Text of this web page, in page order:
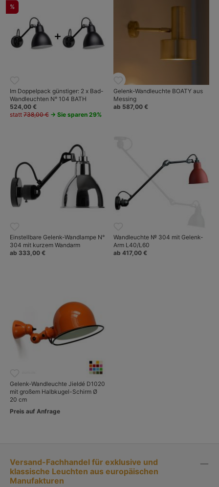
%
Im Doppelpack günstiger: 2 x Bad-
Wandleuchten N° 104 BATH
524,00 €
statt 738,00 € → Sie sparen 29%
Gelenk-Wandleuchte BOATY aus
Messing
ab 587,00 €
Einstellbare Gelenk-Wandlampe N°
304 mit kurzem Wandarm
ab 333,00 €
Wandleuchte № 304 mit Gelenk-
Arm L40/L60
ab 417,00 €
Gelenk-Wandleuchte Jieldé D1020
mit großem Halbkugel-Schirm Ø
20 cm
Preis auf Anfrage
Versand-Fachhandel für exklusive und
klassische Leuchten aus europäischen
Manufakturen